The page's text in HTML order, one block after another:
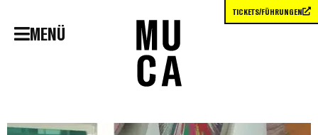
MENÜ
TICKETS/FÜHRUNGEN